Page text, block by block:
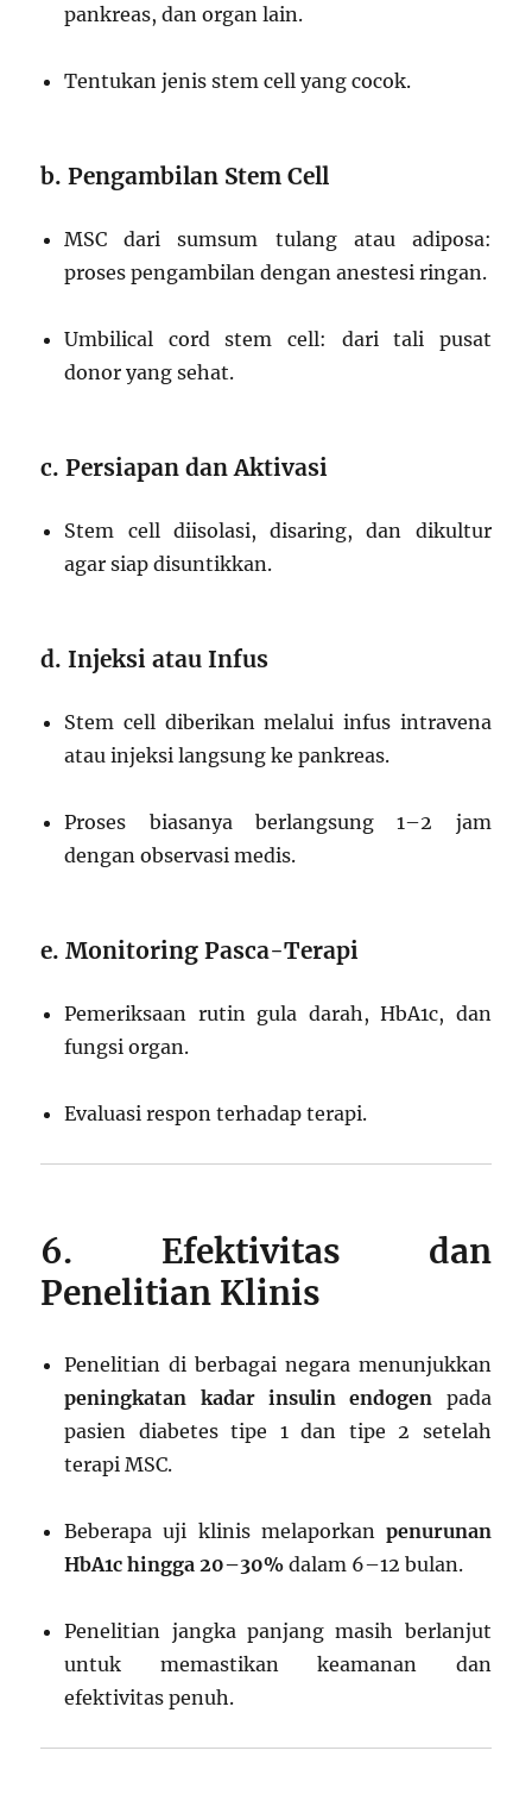
pankreas, dan organ lain.
Tentukan jenis stem cell yang cocok.
b. Pengambilan Stem Cell
MSC dari sumsum tulang atau adiposa:
proses pengambilan dengan anestesi ringan.
Umbilical cord stem cell: dari tali pusat
donor yang sehat.
c. Persiapan dan Aktivasi
Stem cell diisolasi, disaring, dan dikultur
agar siap disuntikkan.
d. Injeksi atau Infus
Stem cell diberikan melalui infus intravena
atau injeksi langsung ke pankreas.
Proses biasanya berlangsung 1–2 jam
dengan observasi medis.
e. Monitoring Pasca-Terapi
Pemeriksaan rutin gula darah, HbA1c, dan
fungsi organ.
Evaluasi respon terhadap terapi.
6. Efektivitas dan
Penelitian Klinis
Penelitian di berbagai negara menunjukkan
peningkatan kadar insulin endogen pada
pasien diabetes tipe 1 dan tipe 2 setelah
terapi MSC.
Beberapa uji klinis melaporkan penurunan
HbA1c hingga 20–30% dalam 6–12 bulan.
Penelitian jangka panjang masih berlanjut
untuk memastikan keamanan dan
efektivitas penuh.